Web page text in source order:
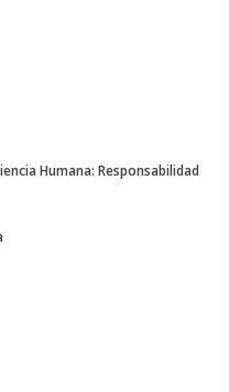
Humana: Responsabilidad